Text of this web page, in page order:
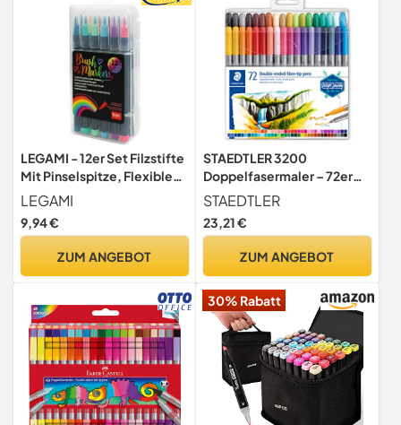
LEGAMI - 12er Set Filzstifte
Mit Pinselspitze, Flexible
Nylonfaserspitze, Für
Flüssige Züge und Variable
Breiten,
LEGAMI
9,94 €
ZUM ANGEBOT
STAEDTLER 3200
Doppelfasermaler – 72er
Etui, sortiert
STAEDTLER
23,21 €
ZUM ANGEBOT
30% Rabatt